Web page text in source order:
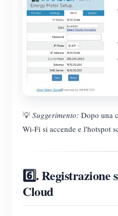
💡 Suggerimento: Dopo una
Wi-Fi si accende e l'hotspot
6️⃣.
Cloud